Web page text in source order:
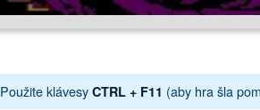
Použite klávesy CTRL + F11 (aby hra šla